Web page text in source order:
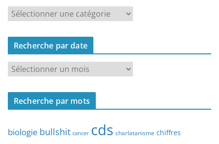
c
e
e
a
Recherche par date
c
r
Recherche par mots
biologie bullshit cancer cds charlatanisme chiffres